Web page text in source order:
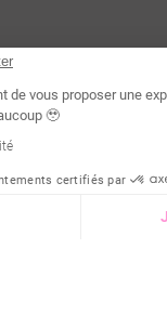
de vous proposer une
🥹
certifiés par